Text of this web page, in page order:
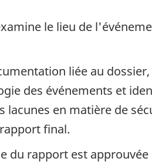
le lieu de
liée au
des événements et
lacunes en matière de
final.
du rapport est